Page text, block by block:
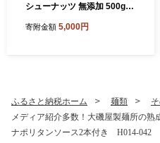
シューナッツ 無添加 500g
寄附金額 5,000円
ふるさと納税ホーム 麺類
メディア紹介多数！大磯屋製麺所の
ナポリタンソース2本付き H014-042